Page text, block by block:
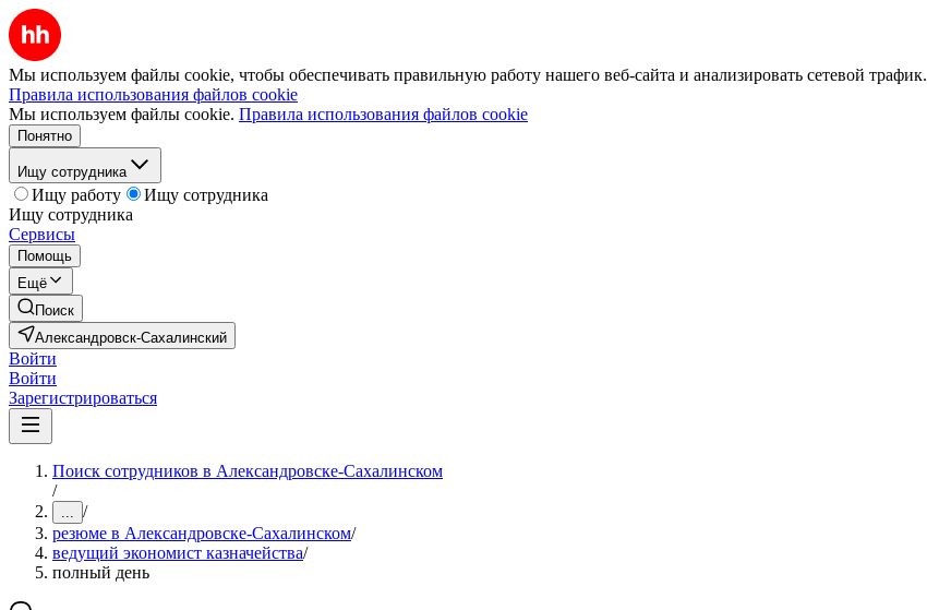
Мы используем файлы cookie, чтобы обеспечивать правильную работу нашего веб-сайта и анализировать сетевой трафик.
Правила использования файлов cookie
Мы используем файлы cookie. Правила использования файлов cookie
Понятно
Ищу сотрудника
Ищу работу
Ищу сотрудника
Ищу сотрудника
Сервисы
Помощь
Ещё
Поиск
Александровск-Сахалинский
Войти
Войти
Зарегистрироваться
Поиск сотрудников в Александровске-Сахалинском
/
... /
резюме в Александровске-Сахалинском/
ведущий экономист казначейства/
полный день